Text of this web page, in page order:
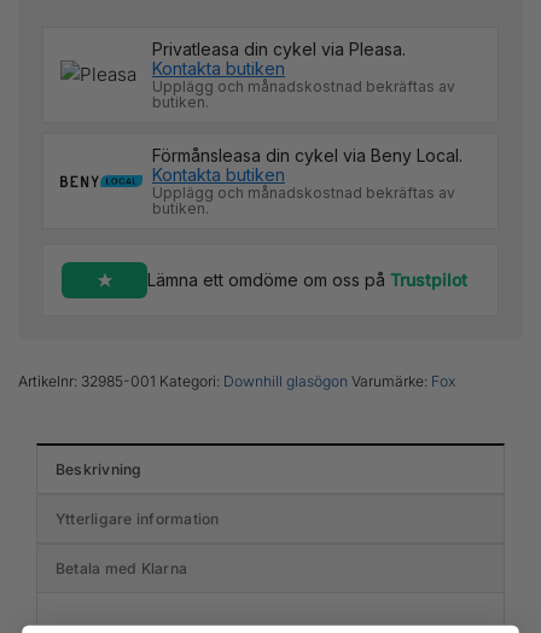
Privatleasa din cykel via Pleasa.
Kontakta butiken
Upplägg och månadskostnad bekräftas av
butiken.
Förmånsleasa din cykel via Beny Local.
Kontakta butiken
Upplägg och månadskostnad bekräftas av
butiken.
Lämna ett omdöme om oss på Trustpilot
Artikelnr: 32985-001 Kategori: Downhill glasögon Varumärke: Fox
Beskrivning
Ytterligare information
Betala med Klarna